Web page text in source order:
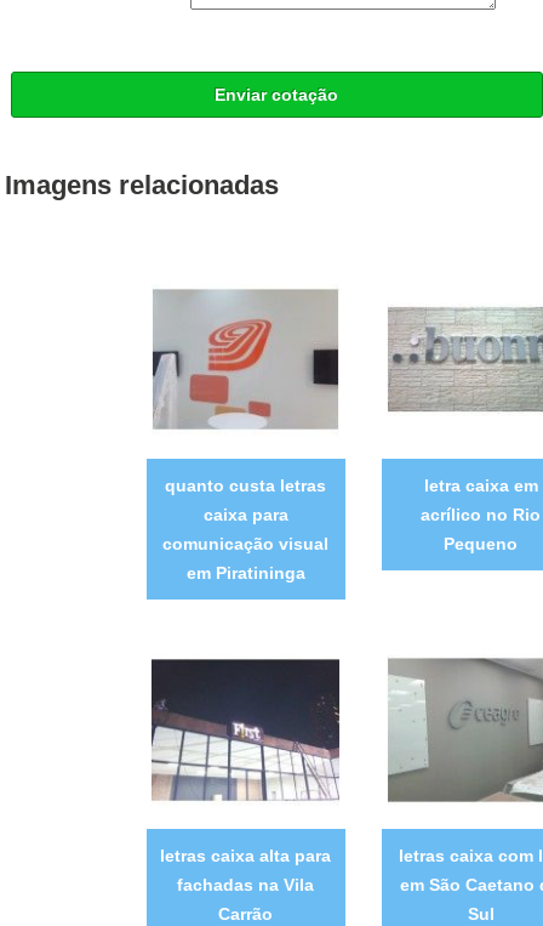
Enviar cotação
Imagens relacionadas
quanto custa letras
caixa para
comunicação visual
em Piratininga
letra caixa em
acrílico no Rio
Pequeno
letras caixa alta para
fachadas na Vila
Carrão
letras caixa com
em São Caetano
Sul